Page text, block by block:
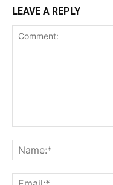
LEAVE A REPLY